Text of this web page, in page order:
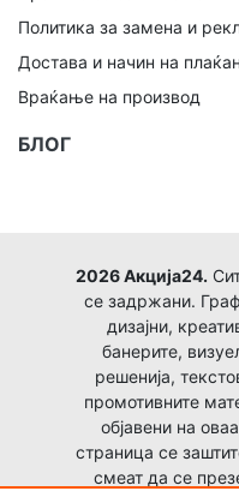
Политика за замена и
Достава и начин на
Враќање на производ
БЛОГ
2026 Акција24.
се задржани.
дизајни,
банерите,
решенија,
промотивните
објавени на
страница се
смеат да се